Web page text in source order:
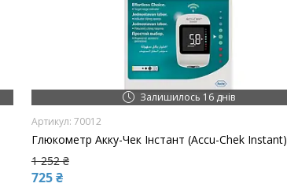
Залишилось 16 днів
70012
Глюкометр Акку-Чек Інстант (Accu-Chek Instant)
1 252 ₴
725 ₴